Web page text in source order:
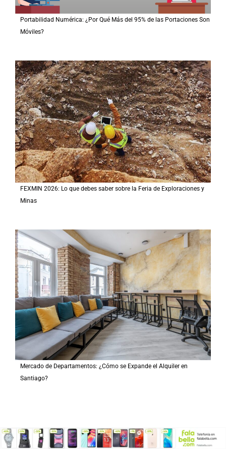
Portabilidad Numérica: ¿Por Qué Más del 95% de las Portaciones Son
Móviles?
FEXMIN 2026: Lo que debes saber sobre la Feria de Exploraciones y
Minas
Mercado de Departamentos: ¿Cómo se Expande el Alquiler en
Santiago?